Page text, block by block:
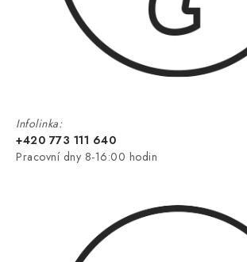
Infolinka:
+420 773 111 640
Pracovní dny 8-16:00 hodin